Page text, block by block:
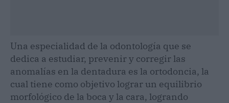
Una especialidad de la odontología que se
dedica a estudiar, prevenir y corregir las
anomalías en la dentadura es la ortodoncia, la
cual tiene como objetivo lograr un equilibrio
morfológico de la boca y la cara, logrando